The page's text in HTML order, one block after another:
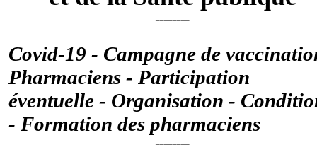
Covid-19 - Campagne de
Pharmaciens - Participation
éventuelle - Organisation -
- Formation des pharmaciens